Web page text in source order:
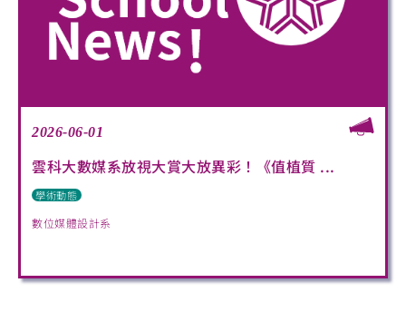
2026-06-01
雲科大數媒系放視大賞大放異彩！《值植質 ...
學術動態
數位媒體設計系